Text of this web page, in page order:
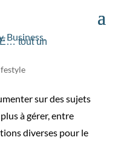
tout un
sur des sujets
à gérer, entre
diverses pour le